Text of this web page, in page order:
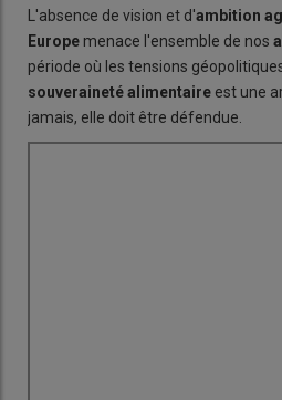
L'absence de vision et d'ambition
Europe menace l'ensemble de nos
période où les tensions
souveraineté alimentaire est une
jamais, elle doit être défendue.